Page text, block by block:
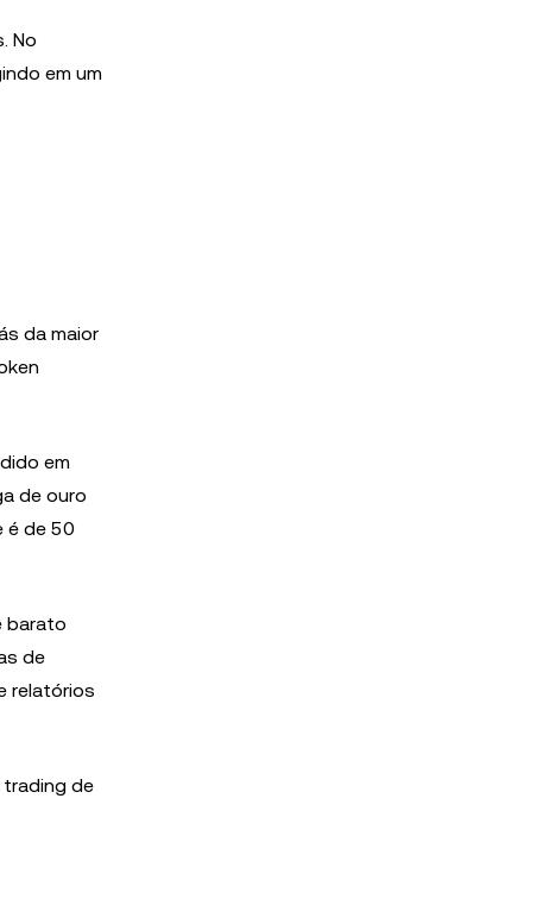
No
em um
da maior
em
de ouro
é de 50
barato
de
relatórios
trading de